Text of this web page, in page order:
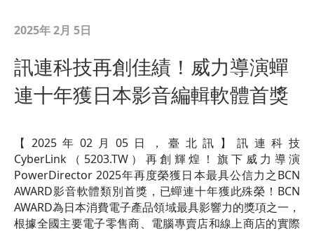
2025年 2月 5日
訊連科技再創佳績！威力導演蟬
連十年獲日本影音編輯軟體首獎
【2025年02月05日，臺北訊】訊連科技
CyberLink（5203.TW）再創輝煌！旗下威力導演
PowerDirector 2025年再度榮獲日本最具公信力之BCN
AWARD影音軟體類別首獎，已蟬連十年獲此殊榮！BCN
AWARD為日本消費電子產品領域最具影響力的獎項之一，
根據全國主要電子零售商、電腦專賣店和線上商店的實際